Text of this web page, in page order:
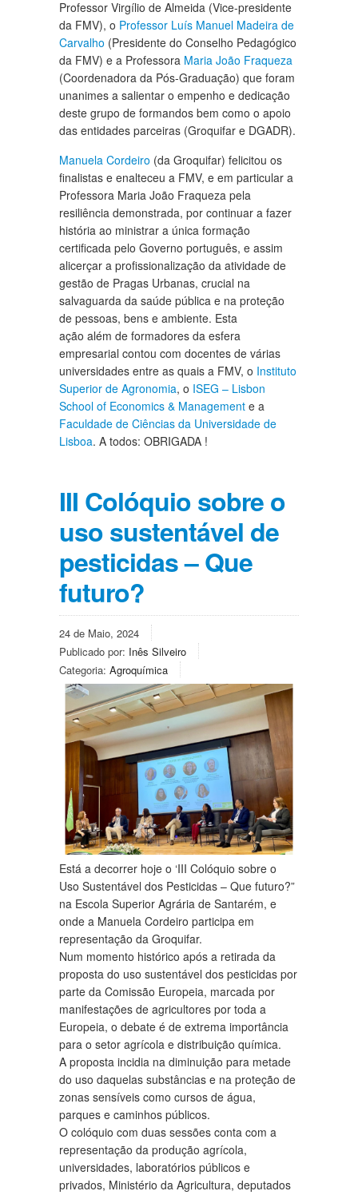
Professor Virgílio de Almeida (Vice-presidente
da FMV), o Professor Luís Manuel Madeira de
Carvalho (Presidente do Conselho Pedagógico
da FMV) e a Professora Maria João Fraqueza
(Coordenadora da Pós-Graduação) que foram
unanimes a salientar o empenho e dedicação
deste grupo de formandos bem como o apoio
das entidades parceiras (Groquifar e DGADR).
Manuela Cordeiro (da Groquifar) felicitou os
finalistas e enalteceu a FMV, e em particular a
Professora Maria João Fraqueza pela
resiliência demonstrada, por continuar a fazer
história ao ministrar a única formação
certificada pelo Governo português, e assim
alicerçar a profissionalização da atividade de
gestão de Pragas Urbanas, crucial na
salvaguarda da saúde pública e na proteção
de pessoas, bens e ambiente. Esta
ação além de formadores da esfera
empresarial contou com docentes de várias
universidades entre as quais a FMV, o Instituto
Superior de Agronomia, o ISEG – Lisbon
School of Economics & Management e a
Faculdade de Ciências da Universidade de
Lisboa. A todos: OBRIGADA !
III Colóquio sobre o
uso sustentável de
pesticidas – Que
futuro?
24 de Maio, 2024
Publicado por: Inês Silveiro
Categoria: Agroquímica
Está a decorrer hoje o ‘III Colóquio sobre o
Uso Sustentável dos Pesticidas – Que futuro?”
na Escola Superior Agrária de Santarém, e
onde a Manuela Cordeiro participa em
representação da Groquifar.
Num momento histórico após a retirada da
proposta do uso sustentável dos pesticidas por
parte da Comissão Europeia, marcada por
manifestações de agricultores por toda a
Europeia, o debate é de extrema importância
para o setor agrícola e distribuição química.
A proposta incidia na diminuição para metade
do uso daquelas substâncias e na proteção de
zonas sensíveis como cursos de água,
parques e caminhos públicos.
O colóquio com duas sessões conta com a
representação da produção agrícola,
universidades, laboratórios públicos e
privados, Ministério da Agricultura, deputados